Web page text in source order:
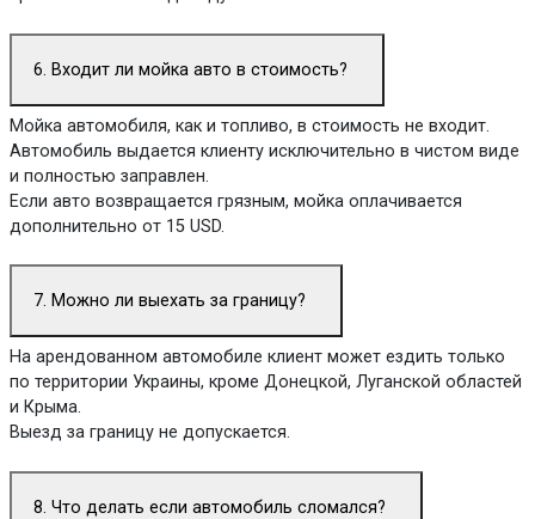
6. Входит ли мойка авто в стоимость?
Мойка автомобиля, как и топливо, в стоимость не входит.
Автомобиль выдается клиенту исключительно в чистом виде
и полностью заправлен.
Если авто возвращается грязным, мойка оплачивается
дополнительно от 15 USD.
7. Можно ли выехать за границу?
На арендованном автомобиле клиент может ездить только
по территории Украины, кроме Донецкой, Луганской областей
и Крыма.
Выезд за границу не допускается.
8. Что делать если автомобиль сломался?